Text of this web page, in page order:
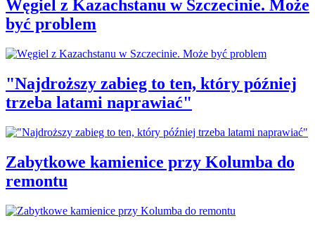
Węgiel z Kazachstanu w Szczecinie. Może
być problem
"Najdroższy zabieg to ten, który później
trzeba latami naprawiać"
Zabytkowe kamienice przy Kolumba do
remontu